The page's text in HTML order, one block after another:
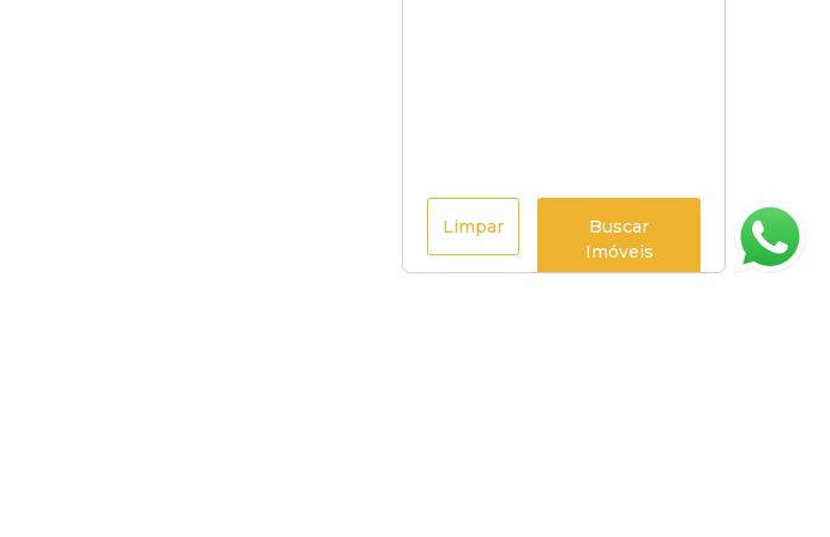
Limpar
Buscar
Imóveis